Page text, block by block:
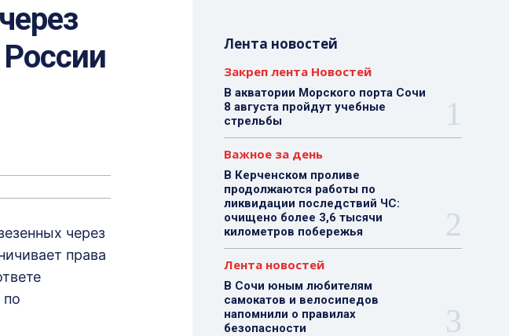
через
права
по
Лента новостей
Закреп лента Новостей
В акватории Морского порта Сочи
8 августа пройдут учебные
стрельбы
Важное за день
В Керченском проливе
продолжаются работы по
ликвидации последствий ЧС:
очищено более 3,6 тысячи
километров побережья
Лента новостей
В Сочи юным любителям
самокатов и велосипедов
напомнили о правилах
безопасности